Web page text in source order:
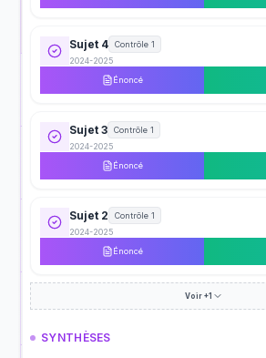
Sujet 4
Contrôle 1
2024-2025
Énoncé
Sujet 3
Contrôle 1
2024-2025
Énoncé
Sujet 2
Contrôle 1
2024-2025
Énoncé
Voir +1
SYNTHÈSES